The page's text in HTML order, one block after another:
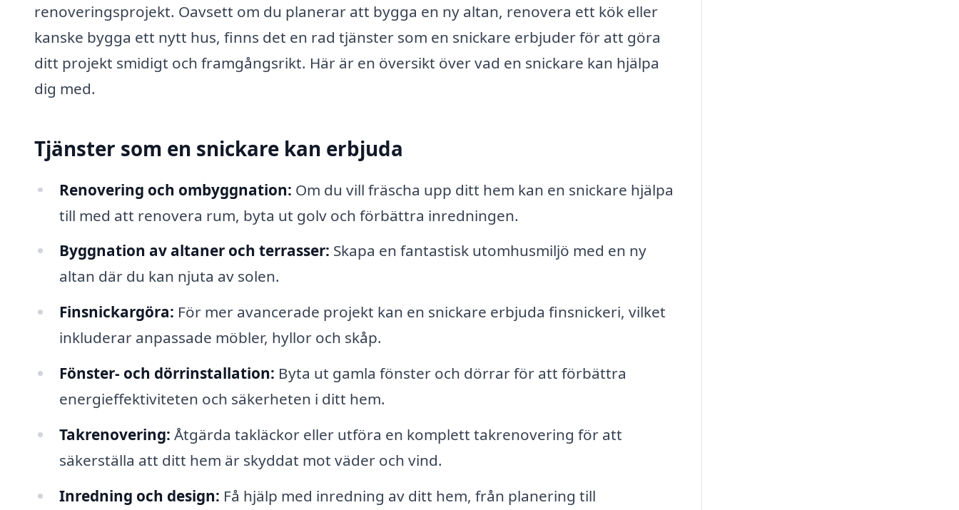
renoveringsprojekt. Oavsett om du planerar att bygga en ny altan, renovera ett kök eller
kanske bygga ett nytt hus, finns det en rad tjänster som en snickare erbjuder för att göra
ditt projekt smidigt och framgångsrikt. Här är en översikt över vad en snickare kan hjälpa
dig med.
Tjänster som en snickare kan erbjuda
Renovering och ombyggnation: Om du vill fräscha upp ditt hem kan en snickare hjälpa
till med att renovera rum, byta ut golv och förbättra inredningen.
Byggnation av altaner och terrasser: Skapa en fantastisk utomhusmiljö med en ny
altan där du kan njuta av solen.
Finsnickargöra: För mer avancerade projekt kan en snickare erbjuda finsnickeri, vilket
inkluderar anpassade möbler, hyllor och skåp.
Fönster- och dörrinstallation: Byta ut gamla fönster och dörrar för att förbättra
energieffektiviteten och säkerheten i ditt hem.
Takrenovering: Åtgärda takläckor eller utföra en komplett takrenovering för att
säkerställa att ditt hem är skyddat mot väder och vind.
Inredning och design: Få hjälp med inredning av ditt hem, från planering till